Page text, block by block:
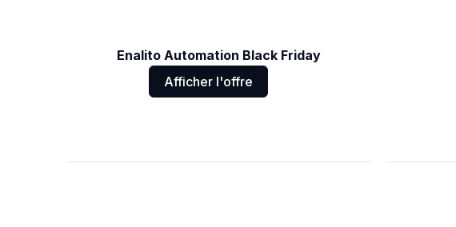
Enalito Automation Black Friday
Afficher l'offre